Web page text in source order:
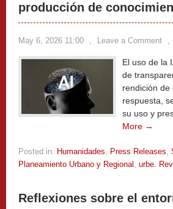
producción de
May 6, 2026 11:00 , Leave a Comment ,
El uso de la
de
rendición
respuesta,
su uso y
More →
Posted in: Humanidades, Press Releases,
Planeamiento Urbano y Regional , urbe.
Reflexiones sobre el